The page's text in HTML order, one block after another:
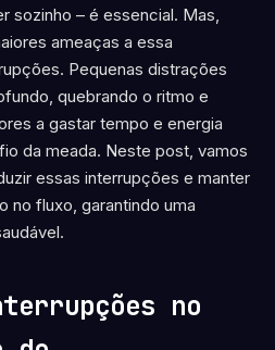
– é essencial. Mas,
ameaças a essa
Pequenas distrações
quebrando o ritmo e
a gastar tempo e energia
da meada. Neste post, vamos
essas interrupções e manter
no fluxo, garantindo uma
no